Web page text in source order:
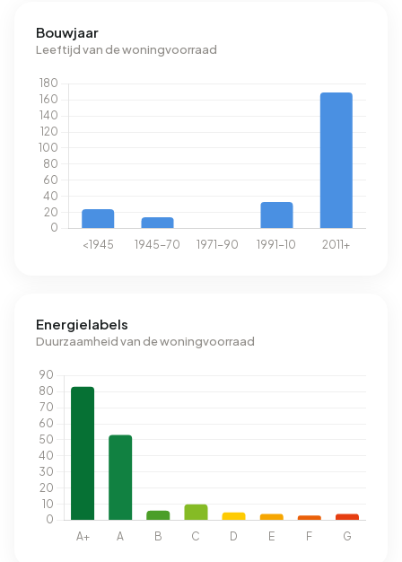
Bouwjaar
Leeftijd van de woningvoorraad
Energielabels
Duurzaamheid van de woningvoorraad